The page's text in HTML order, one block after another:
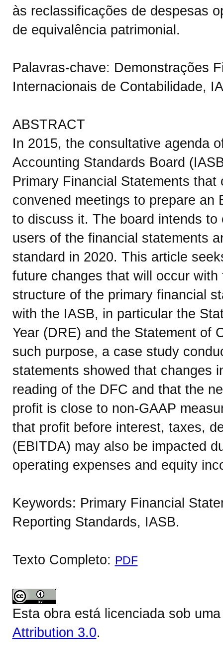
às reclassificações de despesas
de equivalência patrimonial.
Palavras-chave: Demonstrações
Internacionais de Contabilidade,
ABSTRACT
In 2015, the consultative agenda
Accounting Standards Board
Primary Financial Statements that
convened meetings to prepare an
to discuss it. The board intends
users of the financial statements
standard in 2020. This article
future changes that will occur with
structure of the primary financial
with the IASB, in particular the
Year (DRE) and the Statement of
such purpose, a case study
statements showed that changes
reading of the DFC and that the
profit is close to non-GAAP
that profit before interest, taxes,
(EBITDA) may also be impacted
operating expenses and equity
Keywords: Primary Financial
Reporting Standards, IASB.
Texto Completo: PDF
Esta obra está licenciada sob
Attribution 3.0.